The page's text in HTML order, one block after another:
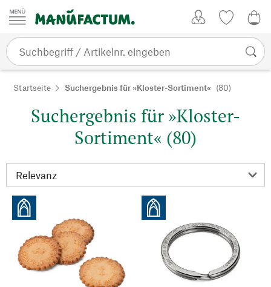
Zum Inhalt springen
Startseite Suchergebnis für »Kloster-Sortiment« (80)
Suchergebnis für »Kloster-
Sortiment« (80)